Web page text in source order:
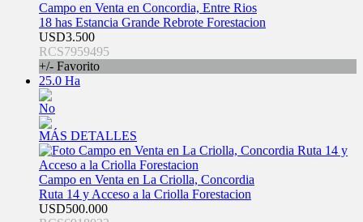
Campo en Venta en Concordia, Entre Rios
18 has Estancia Grande Rebrote Forestacion
USD3.500
RCS7959495
+/- Favorito
25.0 Ha
No
MÁS DETALLES
Campo en Venta en La Criolla, Concordia
Ruta 14 y Acceso a la Criolla Forestacion
USD500.000